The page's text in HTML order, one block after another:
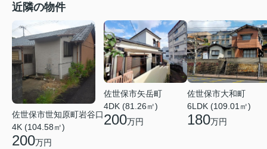
近隣の物件
佐世保市世知原町岩谷口
4K (104.58㎡)
200万円
佐世保市矢岳町
4DK (81.26㎡)
200万円
佐世保市大和町
6LDK (109.01㎡)
180万円